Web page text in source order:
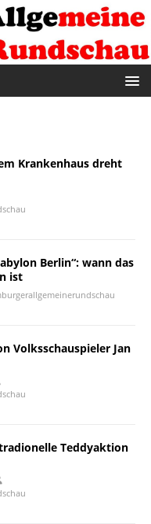
Krankenhaus dreht
Berlin“: wann das
ist
Volksschauspieler Jan
Teddyaktion